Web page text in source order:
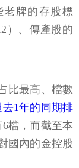
老牌的存股標
）、傳產股的
比最高、檔數
去1年的同期排
檔，而截至本
國內的金控股